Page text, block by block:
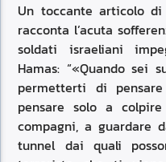
Un toccante articolo
racconta l’acuta
soldati israeliani
Hamas: “«Quando sei
permetterti di
pensare solo a
compagni, a guardare
tunnel dai quali